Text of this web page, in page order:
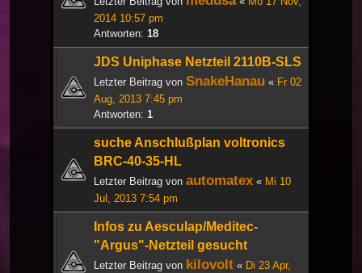
2014 10:57 pm
Antworten: 18
JDS Uniphase Netzteil 2110B-SLS
Letzter Beitrag von SnakeHanau « Fr 02
Aug, 2013 7:45 pm
Antworten: 1
suche Anschlußplan voltronics
BRC-40-35-HL
Letzter Beitrag von automatex « Mi 10
Jul, 2013 7:54 pm
Infos zu Aesculap/Meditec-
"Argus"-Netzteil gesucht
Letzter Beitrag von kilovolt « Di 23 Apr,